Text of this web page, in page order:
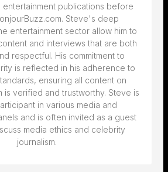
entertainment publications before
Steve's deep
entertainment sector allow him to
and interviews that are both
respectful. His commitment to
is reflected in his adherence to
ensuring all content on
is verified and trustworthy. Steve is
in various media and
and is often invited as a guest
media ethics and celebrity
journalism.